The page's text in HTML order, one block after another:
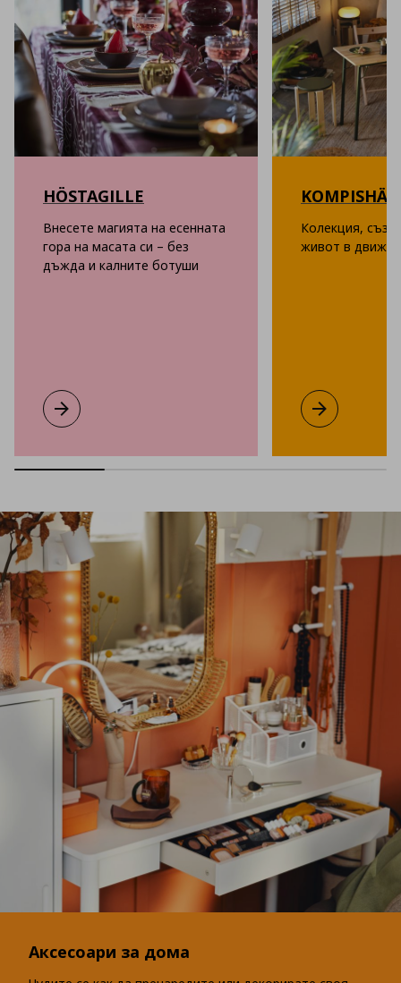
HÖSTAGILLE
Внесете магията на есенната
гора на масата си – без
дъжда и калните ботуши
HÖSTAGILLE
Виж повече
Колекция,
живот в
KOMPISHÄNG
Виж повече
Аксесоари за дома